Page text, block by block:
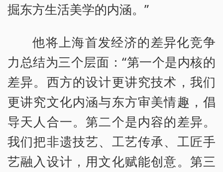
掘东方生活美学的内涵。”
他将上海首发经济的差异化竞争
力总结为三个层面：“第一个是内核的
差异。西方的设计更讲究技术，我们
更讲究文化内涵与东方审美情趣，倡
导天人合一。第二个是内容的差异。
我们把非遗技艺、工艺传承、工匠手
艺融入设计，用文化赋能创意。第三